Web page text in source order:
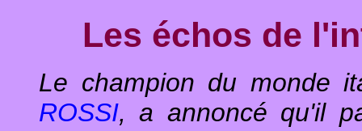
Les échos de
Le champion du monde
ROSSI, a annoncé qu'il